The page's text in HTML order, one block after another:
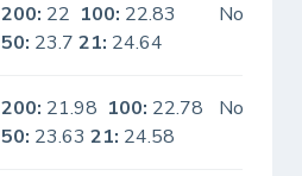
200: 22 100: 22.83
50: 23.721: 24.64
No
200: 21.98 100: 22.78
50: 23.6321: 24.58
No